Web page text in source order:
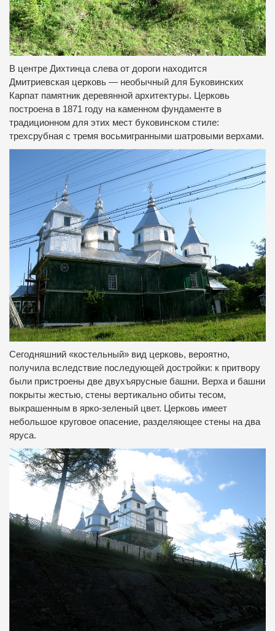
В центре Дихтинца слева от дороги находится
Дмитриевская церковь — необычный для Буковинских
Карпат памятник деревянной архитектуры. Церковь
построена в 1871 году на каменном фундаменте в
традиционном для этих мест буковинском стиле:
трехсрубная с тремя восьмигранными шатровыми верхами.
Сегодняшний «костельный» вид церковь, вероятно,
получила вследствие последующей достройки: к притвору
были пристроены две двухъярусные башни. Верха и башни
покрыты жестью, стены вертикально обиты тесом,
выкрашенным в ярко-зеленый цвет. Церковь имеет
небольшое круговое опасение, разделяющее стены на два
яруса.